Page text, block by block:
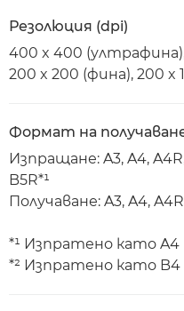
Резолюция (dpi)
400 x 400
200 x 200 (фина), 200 x
Формат на
Изпращане: A3, A4, A4R,
B5R*¹
Получаване: A3, A4,
*¹ Изпратено като A4
*² Изпратено като B4